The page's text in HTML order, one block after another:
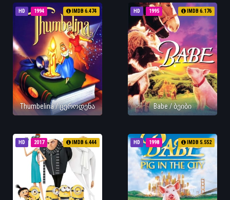
HD 1994 IMDB 6.474
Thumbelina / ცეროდენა
HD 1995 IMDB 6.176
Babe / ბეიბი
HD 2017 IMDB 6.444 HD 1998 IMDB 5.552